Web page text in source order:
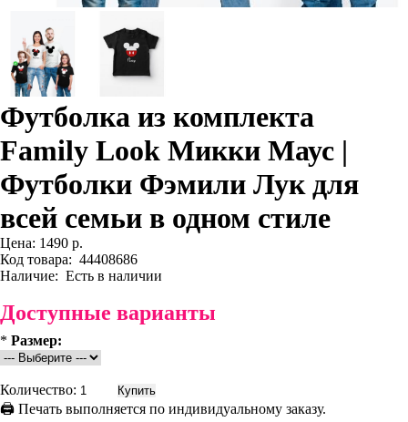
Футболка из комплекта
Family Look Микки Маус |
Футболки Фэмили Лук для
всей семьи в одном стиле
Цена: 1490 р.
Код товара: 44408686
Наличие: Есть в наличии
Доступные варианты
* Размер:
Количество:
🖨 Печать выполняется по индивидуальному заказу.